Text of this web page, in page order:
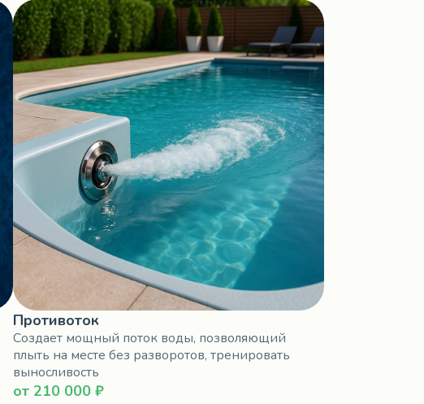
Противоток
Создает мощный поток воды, позволяющий
плыть на месте без разворотов, тренировать
выносливость
от 210 000 ₽